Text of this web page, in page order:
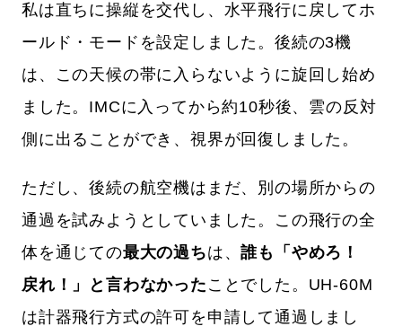
私は直ちに操縦を交代し、水平飛行に戻してホ
ールド・モードを設定しました。後続の3機
は、この天候の帯に入らないように旋回し始め
ました。IMCに入ってから約10秒後、雲の反対
側に出ることができ、視界が回復しました。
ただし、後続の航空機はまだ、別の場所からの
通過を試みようとしていました。この飛行の全
体を通じての最大の過ちは、誰も「やめろ！
戻れ！」と言わなかった ことでした。UH-60M
は計器飛行方式の許可を申請して通過しまし